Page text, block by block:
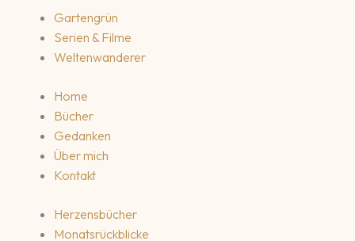
Gartengrün
Serien & Filme
Weltenwanderer
Home
Bücher
Gedanken
Über mich
Kontakt
Herzensbücher
Monatsrückblicke